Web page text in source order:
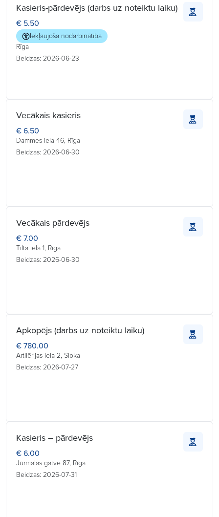
Kasieris-pārdevējs (darbs uz noteiktu laiku)
€ 5.50
Iekļaujoša nodarbinātība
Rīga
Beidzas: 2026-06-23
Vecākais kasieris
€ 6.50
Dammes iela 46, Rīga
Beidzas: 2026-06-30
Vecākais pārdevējs
€ 7.00
Tilta iela 1, Rīga
Beidzas: 2026-06-30
Apkopējs (darbs uz noteiktu laiku)
€ 780.00
Artilērijas iela 2, Sloka
Beidzas: 2026-07-27
Kasieris – pārdevējs
€ 6.00
Jūrmalas gatve 87, Rīga
Beidzas: 2026-07-31